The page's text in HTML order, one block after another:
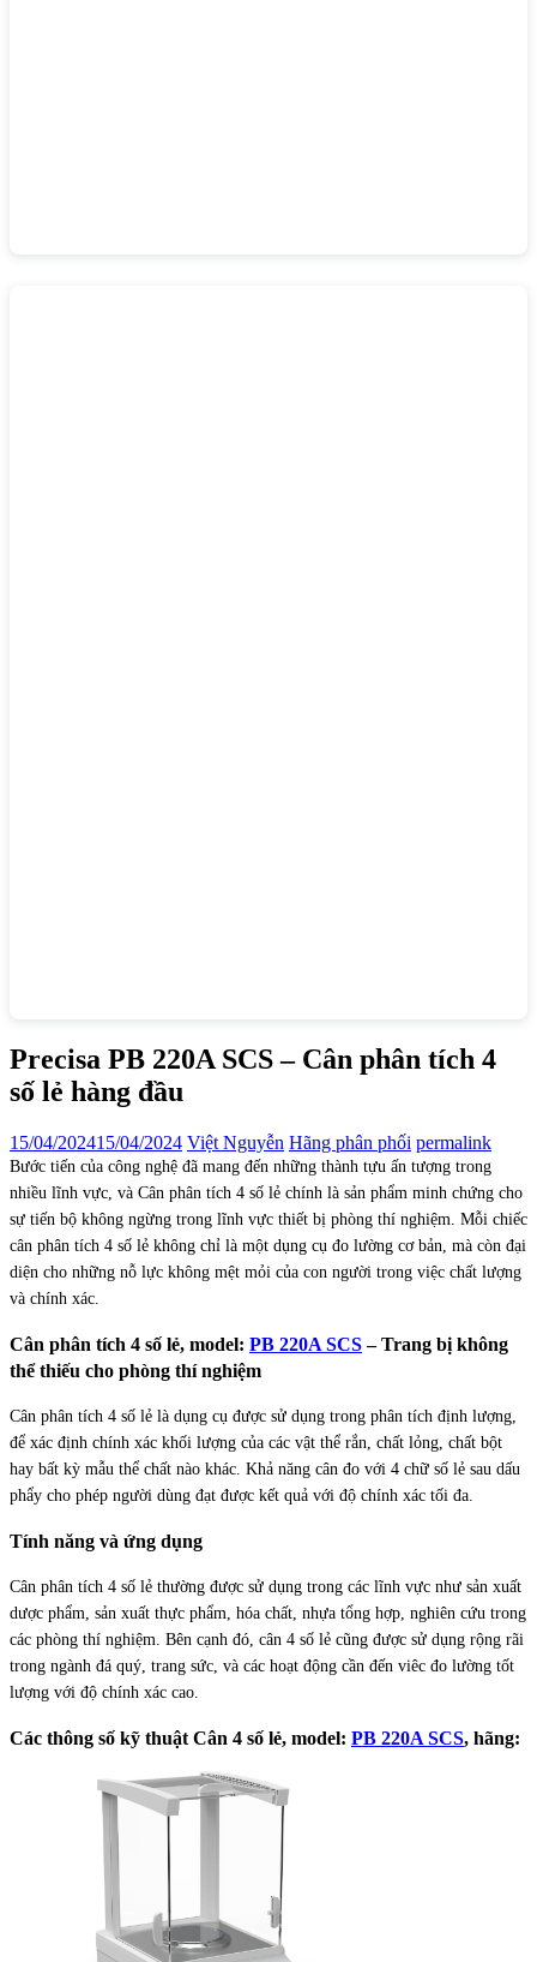
Precisa PB 220A SCS – Cân phân tích 4
số lẻ hàng đầu
15/04/202415/04/2024 Việt Nguyễn Hãng phân phối permalink
Bước tiến của công nghệ đã mang đến những thành tựu ấn tượng trong
nhiều lĩnh vực, và Cân phân tích 4 số lẻ chính là sản phẩm minh chứng cho
sự tiến bộ không ngừng trong lĩnh vực thiết bị phòng thí nghiệm. Mỗi chiếc
cân phân tích 4 số lẻ không chỉ là một dụng cụ đo lường cơ bản, mà còn đại
diện cho những nỗ lực không mệt mỏi của con người trong việc chất lượng
và chính xác.
Cân phân tích 4 số lẻ, model: PB 220A SCS– Trang bị không
thể thiếu cho phòng thí nghiệm
Cân phân tích 4 số lẻ là dụng cụ được sử dụng trong phân tích định lượng,
để xác định chính xác khối lượng của các vật thể rắn, chất lỏng, chất bột
hay bất kỳ mẫu thể chất nào khác. Khả năng cân đo với 4 chữ số lẻ sau dấu
phẩy cho phép người dùng đạt được kết quả với độ chính xác tối đa.
Tính năng và ứng dụng
Cân phân tích 4 số lẻ thường được sử dụng trong các lĩnh vực như sản xuất
dược phẩm, sản xuất thực phẩm, hóa chất, nhựa tổng hợp, nghiên cứu trong
các phòng thí nghiệm. Bên cạnh đó, cân 4 số lẻ cũng được sử dụng rộng rãi
trong ngành đá quý, trang sức, và các hoạt động cần đến viêc đo lường tốt
lượng với độ chính xác cao.
Các thông số kỹ thuật Cân 4 số lẻ, model: PB 220A SCS, hãng: